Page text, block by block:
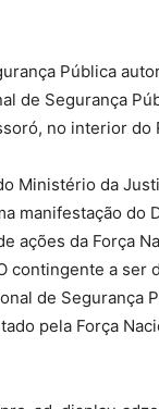
Pública
de Segurança
no interior do
Ministério da
manifestação
ações da Força
contingente a
de Segurança
pela Força